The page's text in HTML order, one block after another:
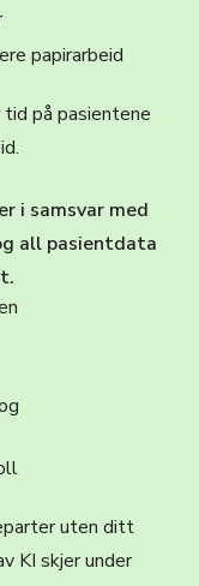
papirarbeid
på pasientene
i samsvar med
all pasientdata
uten ditt
KI skjer under